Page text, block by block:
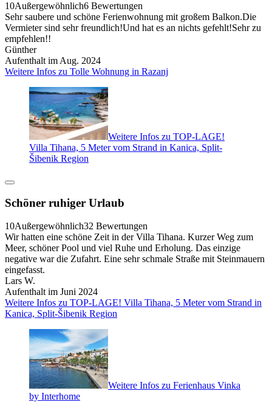
10Außergewöhnlich6 Bewertungen
Sehr saubere und schöne Ferienwohnung mit großem Balkon.Die
Vermieter sind sehr freundlich!Und hat es an nichts gefehlt!Sehr zu
empfehlen!!
Günther
Aufenthalt im Aug. 2024
Weitere Infos zu Tolle Wohnung in Razanj
Weitere Infos zu TOP-LAGE!
Villa Tihana, 5 Meter vom Strand in Kanica, Split-
Šibenik Region
Schöner ruhiger Urlaub
10Außergewöhnlich32 Bewertungen
Wir hatten eine schöne Zeit in der Villa Tihana. Kurzer Weg zum
Meer, schöner Pool und viel Ruhe und Erholung. Das einzige
negative war die Zufahrt. Eine sehr schmale Straße mit Steinmauern
eingefasst.
Lars W.
Aufenthalt im Juni 2024
Weitere Infos zu TOP-LAGE! Villa Tihana, 5 Meter vom Strand in
Kanica, Split-Šibenik Region
Weitere Infos zu Ferienhaus Vinka
by Interhome